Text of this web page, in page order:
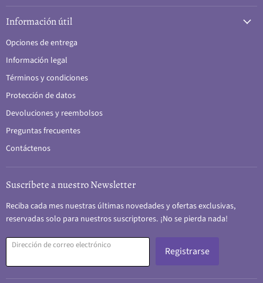
Información útil
Opciones de entrega
Información legal
Términos y condiciones
Protección de datos
Devoluciones y reembolsos
Preguntas frecuentes
Contáctenos
Suscríbete a nuestro Newsletter
Reciba cada mes nuestras últimas novedades y ofertas exclusivas,
reservadas solo para nuestros suscriptores. ¡No se pierda nada!
Dirección de correo electrónico Registrarse